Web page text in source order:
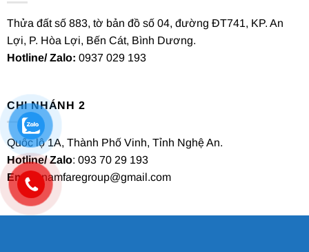
Thửa đất số 883, tờ bản đồ số 04, đường ĐT741, KP. An
Lợi, P. Hòa Lợi, Bến Cát, Bình Dương.
Hotline/ Zalo: 0937 029 193
CHI NHÁNH 2
Quốc lộ 1A, Thành Phố Vinh, Tỉnh Nghệ An.
Hotline/ Zalo: 093 70 29 193
Email
: namfaregroup@gmail.com